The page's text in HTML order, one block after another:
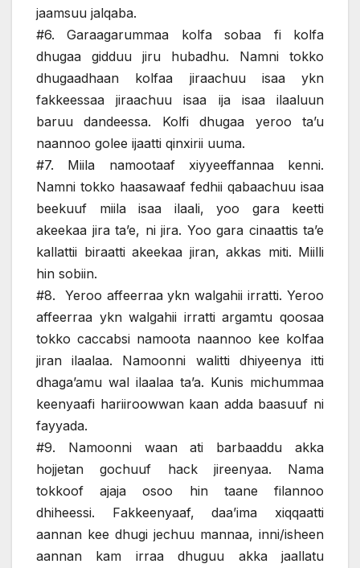
jaamsuu jalqaba.
#6. Garaagarummaa kolfa sobaa fi kolfa
dhugaa gidduu jiru hubadhu. Namni tokko
dhugaadhaan kolfaa jiraachuu isaa ykn
fakkeessaa jiraachuu isaa ija isaa ilaaluun
baruu dandeessa. Kolfi dhugaa yeroo ta’u
naannoo golee ijaatti qinxirii uuma.
#7. Miila namootaaf xiyyeeffannaa kenni.
Namni tokko haasawaaf fedhii qabaachuu isaa
beekuuf miila isaa ilaali, yoo gara keetti
akeekaa jira ta’e, ni jira. Yoo gara cinaattis ta’e
kallattii biraatti akeekaa jiran, akkas miti. Miilli
hin sobiin.
#8. Yeroo affeerraa ykn walgahii irratti. Yeroo
affeerraa ykn walgahii irratti argamtu qoosaa
tokko caccabsi namoota naannoo kee kolfaa
jiran ilaalaa. Namoonni walitti dhiyeenya itti
dhaga’amu wal ilaalaa ta’a. Kunis michummaa
keenyaafi hariiroowwan kaan adda baasuuf ni
fayyada.
#9. Namoonni waan ati barbaaddu akka
hojjetan gochuuf hack jireenyaa. Nama
tokkoof ajaja osoo hin taane filannoo
dhiheessi. Fakkeenyaaf, daa’ima xiqqaatti
aannan kee dhugi jechuu mannaa, inni/isheen
aannan kam irraa dhuguu akka jaallatu